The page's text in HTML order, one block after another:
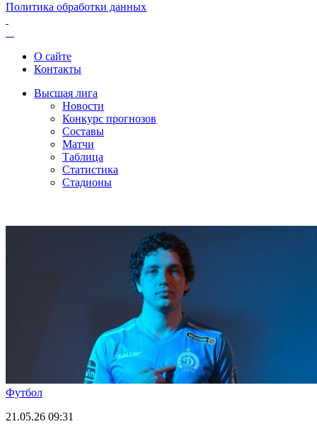
Политика обработки данных
О сайте
Контакты
Высшая лига
Новости
Конкурс прогнозов
Составы
Матчи
Таблица
Статистика
Стадионы
Футбол
21.05.26 09:31